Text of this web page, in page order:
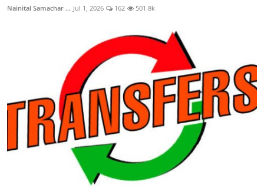
Nainital Samachar ... Jul 1, 2026 162 501.8k